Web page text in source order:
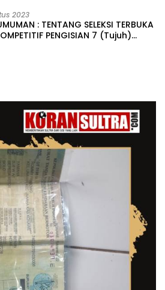
KONAWE
2023
: TENTANG SELEKSI TERBUKA
PENGISIAN 7 (Tujuh)